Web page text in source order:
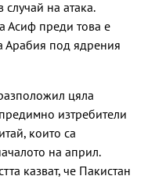
на атака.
Асиф преди това е
Арабия под ядрения
цяла
изтребители
които са
на април.
казват, че Пакистан